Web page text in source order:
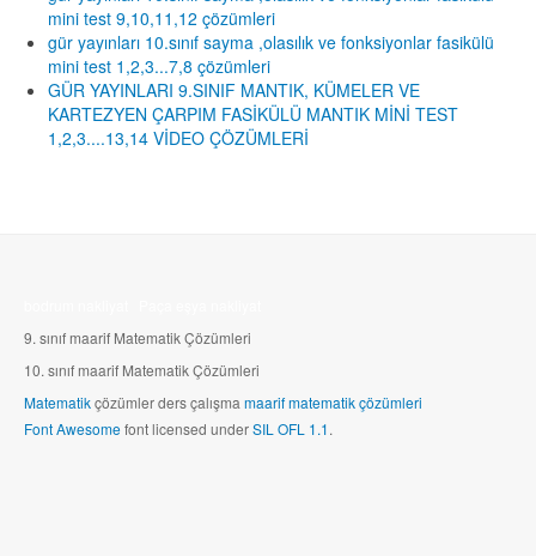
mini test 9,10,11,12 çözümleri
gür yayınları 10.sınıf sayma ,olasılık ve fonksiyonlar fasikülü
mini test 1,2,3...7,8 çözümleri
GÜR YAYINLARI 9.SINIF MANTIK, KÜMELER VE
KARTEZYEN ÇARPIM FASİKÜLÜ MANTIK MİNİ TEST
1,2,3....13,14 VİDEO ÇÖZÜMLERİ
9. sınıf maarif Matematik Çözümleri
10. sınıf maarif Matematik Çözümleri
Matematikçözümler ders çalışma maarif matematik çözümleri
Font Awesomefont licensed underSIL OFL 1.1.